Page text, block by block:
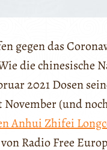
gegen das
die chinesische
2021 Dosen
(und
Anhui Zhifei
Radio Free